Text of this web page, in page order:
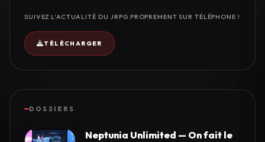
SUIVEZ L'ACTUALITÉ DU JRPG PROPREMENT SUR TÉLÉPHONE !
TÉLÉCHARGER
DOSSIERS
Neptunia Unlimited — On fait le